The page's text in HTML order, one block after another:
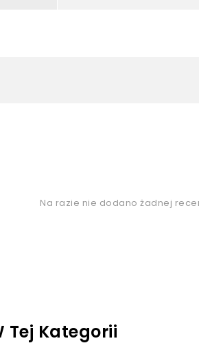
Na razie nie dodano żadnej
Tej Kategorii